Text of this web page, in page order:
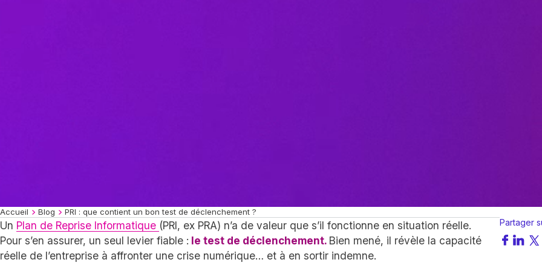
Accueil Blog PRI : que contient un bon test de déclenchement ?
Un Plan de Reprise Informatique (PRI, ex PRA) n’a de valeur que s’il fonctionne en situation réelle.
Pour s’en assurer, un seul levier fiable : le test de déclenchement. Bien mené, il révèle la capacité
réelle de l’entreprise à affronter une crise numérique… et à en sortir indemne.
Partager